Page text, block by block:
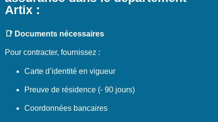
Artix :
📑 Documents nécessaires
Pour contracter, fournissez :
Carte d’identité en vigueur
Preuve de résidence (- 90 jours)
Coordonnées bancaires